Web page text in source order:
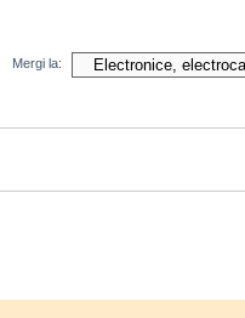
Mergi la: